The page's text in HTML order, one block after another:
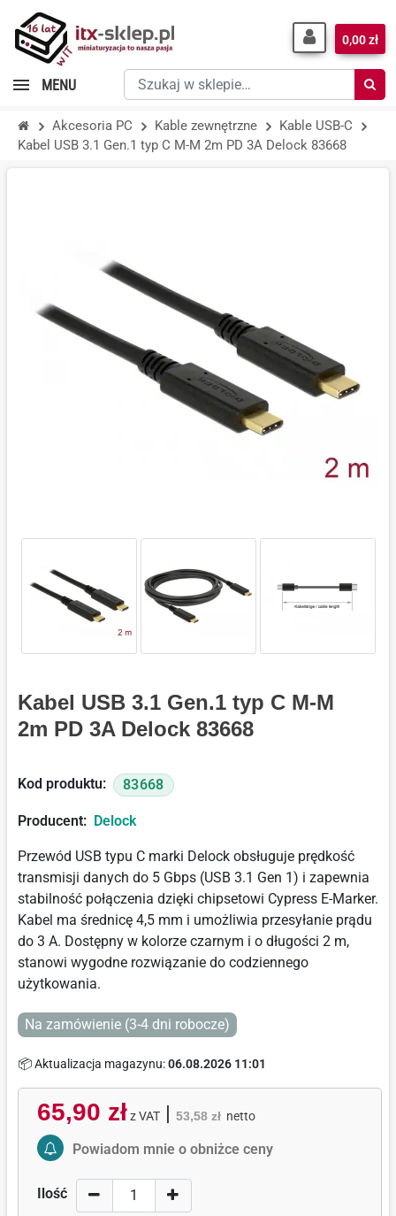
Szukaj
w
sklepie…
0,00 zł
MENU
Akcesoria PC Kable zewnętrzne
Kable USB-C
Kabel USB 3.1 Gen.1 typ C M-M 2m PD 3A Delock 83668
Kabel USB 3.1 Gen.1 typ C M-M
2m PD 3A Delock 83668
Kod produktu: 83668
Producent: Delock
Przewód USB typu C marki Delock obsługuje prędkość
transmisji danych do 5 Gbps (USB 3.1 Gen 1) i zapewnia
stabilność połączenia dzięki chipsetowi Cypress E-Marker.
Kabel ma średnicę 4,5 mm i umożliwia przesyłanie prądu
do 3 A. Dostępny w kolorze czarnym i o długości 2 m,
stanowi wygodne rozwiązanie do codziennego
użytkowania.
Na zamówienie (3-4 dni robocze)
📦 Aktualizacja magazynu:06.08.2026 11:01
65,90 zł z VAT| 53,58 zł netto
Activate Price Alert
Powiadom mnie o obniżce ceny
Ilość